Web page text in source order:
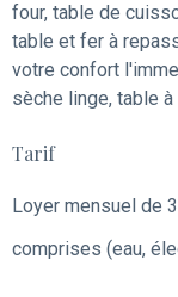
four, table de
table et fer à
votre confort
sèche linge, table
Tarif
Loyer mensuel de
comprises (eau,